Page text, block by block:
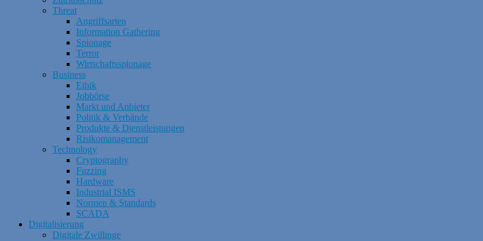
Threat
Angriffsarten
Information Gathering
Spionage
Terror
Wirtschaftsspionage
Business
Ethik
Jobbörse
Markt und Anbieter
Politik & Verbände
Produkte & Dienstleistungen
Risikomanagement
Technology
Cryptography
Fuzzing
Hardware
Industrial ISMS
Normen & Standards
SCADA
Digitalisierung
Digitale Zwillinge